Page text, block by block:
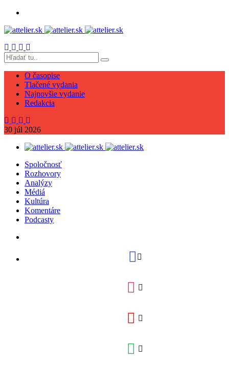
O časopise
Tlačené vydania
Najnovšie vydanie
Redakcia
30 júl 2026
Spoločnosť
Rozhovory
Analýzy
Médiá
Kultúra
Komentáre
Podcasty